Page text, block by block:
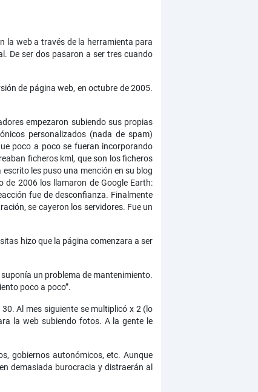
la web a través de la herramienta para
De ser dos pasaron a ser tres cuando
de página web, en octubre de 2005.
empezaron subiendo sus propias
personalizados (nada de spam)
poco a poco se fueran incorporando
ficheros kml, que son los ficheros
les puso una mención en su blog
2006 los llamaron de Google Earth:
fue de desconfianza. Finalmente
se cayeron los servidores. Fue un
hizo que la página comenzara a ser
un problema de mantenimiento.
poco a poco”.
Al mes siguiente se multiplicó x 2 (lo
la web subiendo fotos. A la gente le
gobiernos autonómicos, etc. Aunque
demasiada burocracia y distraerán al